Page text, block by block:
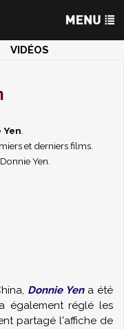
VIDÉOS
et derniers films.
Yen.
Donnie Yena été
également réglé les
partagé l'affiche de